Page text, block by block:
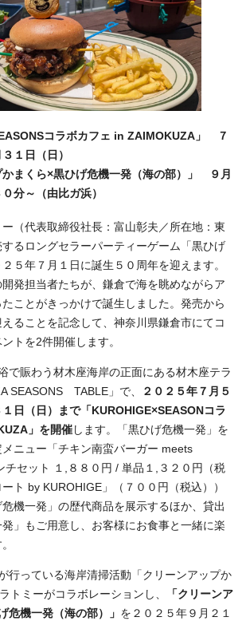
コラボカフェ in ZAIMOKUZA」 ７
１日（日）
かまくら×黒ひげ危機一発（海の部）」 ９月
分～（由比ガ浜）
（代表取締役社長：富山彰夫／所在地：東
るロングセラーパーティーゲーム「黒ひげ
５年７月１日に誕生５０周年を迎えます。
発担当者たちが、鎌倉で海を眺めながらア
ことがきっかけで誕生しました。発売から
ることを記念して、神奈川県鎌倉市にてコ
トを2件開催します。
で賑わう材木座海岸の正面にある材木座テラ
SEASONS TABLE 」で、
２０２５年７月５
日（日）まで「KUROHIGE×SEASONコラ
」を開催します。「黒ひげ危機一発」を
ニュー「チキン南蛮バーガー meets
チセット １ , ８８０円 / 単品１ , ３２０円（税
ト by KUROHIGE 」（７００円（税込））
機一発」の歴代商品を展示するほか、貸出
」もご用意し、お客様にお食事と一緒に楽
行っている海岸清掃活動「クリーンアップか
トミーがコラボレーションし、
「クリーンア
危機一発（海の部）」 を２０２５年９月２１